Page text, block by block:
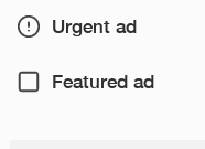
Urgent ad
Featured ad